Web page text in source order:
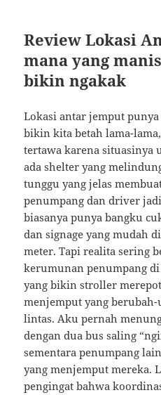
Review Lokasi
mana yang
bikin ngakak
Lokasi antar jemput
bikin kita betah lama-
tertawa karena situasinya
ada shelter yang
tunggu yang jelas
penumpang dan driver
biasanya punya bangku
dan signage yang mudah
meter. Tapi realita sering
kerumunan penumpang
yang bikin stroller
menjemput yang
lintas. Aku pernah
dengan dua bus saling
sementara penumpang
yang menjemput mereka.
pengingat bahwa